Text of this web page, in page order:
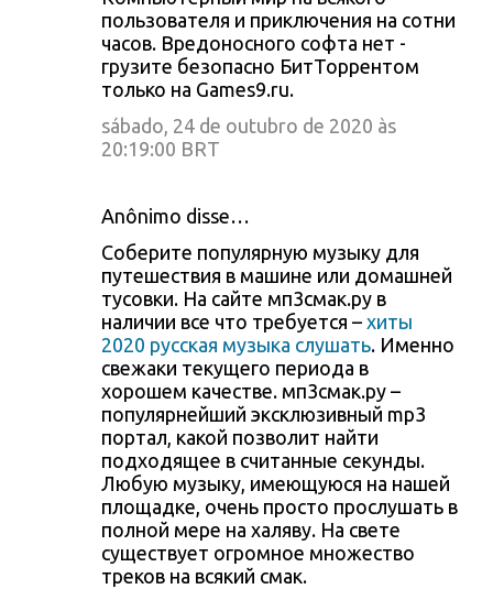
пользователя и приключения на сотни
часов. Вредоносного софта нет -
грузите безопасно БитТоррентом
только на Games9.ru.
sábado, 24 de outubro de 2020 às
20:19:00 BRT
Anônimo disse…
Соберите популярную музыку для
путешествия в машине или домашней
тусовки. На сайте мп3смак.ру в
наличии все что требуется – хиты
2020 русская музыка слушать. Именно
свежаки текущего периода в
хорошем качестве. мп3смак.ру –
популярнейший эксклюзивный mp3
портал, какой позволит найти
подходящее в считанные секунды.
Любую музыку, имеющуюся на нашей
площадке, очень просто прослушать в
полной мере на халяву. На свете
существует огромное множество
треков на всякий смак.